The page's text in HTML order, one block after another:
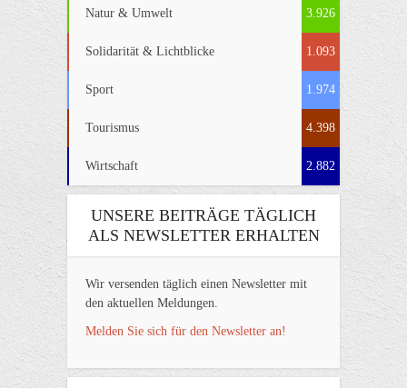
Natur & Umwelt 3.926
Solidarität & Lichtblicke 1.093
Sport 1.974
Tourismus 4.398
Wirtschaft 2.882
UNSERE BEITRÄGE TÄGLICH
ALS NEWSLETTER ERHALTEN
Wir versenden täglich einen Newsletter mit
den aktuellen Meldungen.
Melden Sie sich für den Newsletter an!